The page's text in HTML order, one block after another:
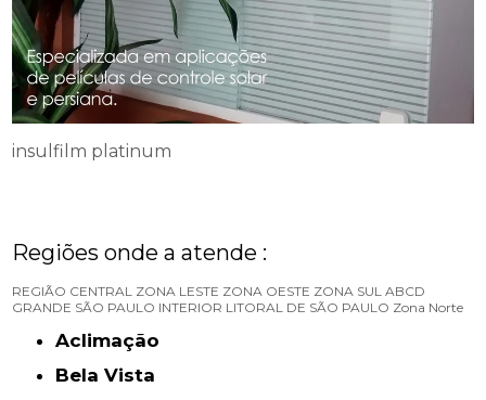
insulfilm platinum
Regiões onde a atende :
REGIÃO CENTRAL ZONA LESTE ZONA OESTE ZONA SUL ABCD
GRANDE SÃO PAULO INTERIOR LITORAL DE SÃO PAULO Zona Norte
Aclimação
Bela Vista